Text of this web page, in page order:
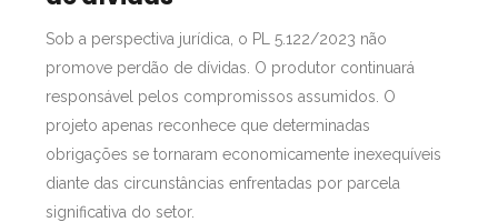
Sob a perspectiva jurídica, o PL 5.122/2023 não
promove perdão de dívidas. O produtor continuará
responsável pelos compromissos assumidos. O
projeto apenas reconhece que determinadas
obrigações se tornaram economicamente inexequíveis
diante das circunstâncias enfrentadas por parcela
significativa do setor.